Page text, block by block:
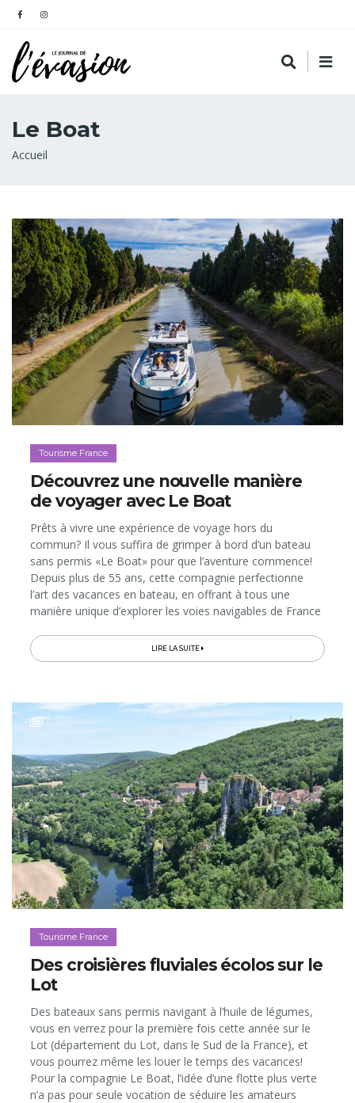
Le Boat
Fil
Accueil
Tourisme France
Découvrez une nouvelle manière
de voyager avec Le Boat
Prêts à vivre une expérience de voyage hors du
commun? Il vous suffira de grimper à bord d’un bateau
sans permis «Le Boat» pour que l’aventure commence!
Depuis plus de 55 ans, cette compagnie perfectionne
l’art des vacances en bateau, en offrant à tous une
manière unique d’explorer les voies navigables de France
propre rythme...
LIRE LA SUITE
Tourisme France
Des croisières fluviales écolos sur le
Lot
Des bateaux sans permis navigant à l’huile de légumes,
vous en verrez pour la première fois cette année sur le
Lot (département du Lot, dans le Sud de la France), et
vous pourrez même les louer le temps des vacances!
Pour la compagnie Le Boat, l’idée d’une flotte plus verte
n’a pas pour seule vocation de séduire les amateurs